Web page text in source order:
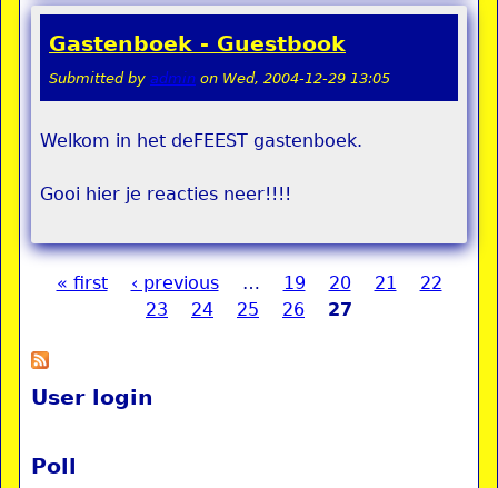
Gastenboek - Guestbook
Submitted by admin on Wed, 2004-12-29 13:05
Welkom in het deFEEST gastenboek.
Gooi hier je reacties neer!!!!
« first ‹ previous … 19 20 21
22
23
24 25 26 27
User login
Poll